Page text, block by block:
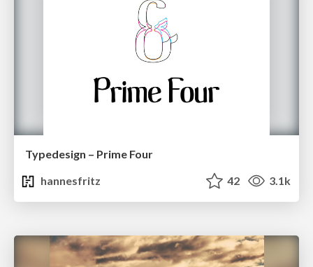
Typedesign – Prime Four
hannesfritz
42 3.1k